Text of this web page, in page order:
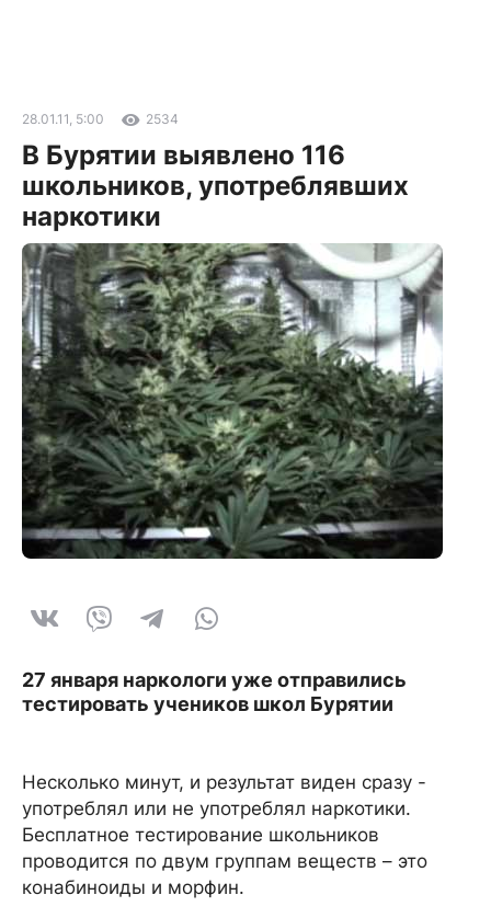
28.01.11, 5:00 2534
В Бурятии выявлено 116
школьников, употреблявших
наркотики
27 января наркологи уже отправились
тестировать учеников школ Бурятии
Несколько минут, и результат виден сразу -
употреблял или не употреблял наркотики.
Бесплатное тестирование школьников
проводится по двум группам веществ – это
конабиноиды и морфин.